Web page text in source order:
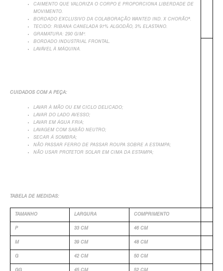
CAIMENTO QUE VALORIZA O CORPO E PROPORCIONA LIBERDADE DE
MOVIMENTO.
BORDADO EXCLUSIVO DA COLABORAÇÃO WANTED IND. X CHORÃO®.
TECIDO: RIBANA CANELADA 97% ALGODÃO, 3% ELASTANO.
GRAMATURA: 290 G/M².
BORDADO INDUSTRIAL FRONTAL.
LAVÁVEL À MÁQUINA.
CUIDADOS COM A PEÇA:
LAVAR À MÃO OU EM CICLO DELICADO;
LAVAR DO LADO AVESSO;
LAVAR EM ÁGUA FRIA;
LAVAGEM COM SABÃO NEUTRO;
SECAR Á SOMBRA;
NÃO PASSAR FERRO DE PASSAR ROUPA SOBRE A ESTAMPA;
NÃO USAR PROTETOR SOLAR EM CIMA DA ESTAMPA;
TABELA DE MEDIDAS:
TAMANHO LARGURA COMPRIMENTO
P 33 CM 46 CM
M 39 CM 48 CM
G 42 CM 50 CM